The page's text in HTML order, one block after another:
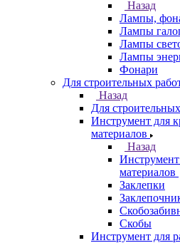
Назад
Лампы,
Лампы
Лампы
Лампы
Фонари
Для строительных
Назад
Для
Инструмент для
материалов
Назад
материалов
Заклепки
Скобы
Инструмент для